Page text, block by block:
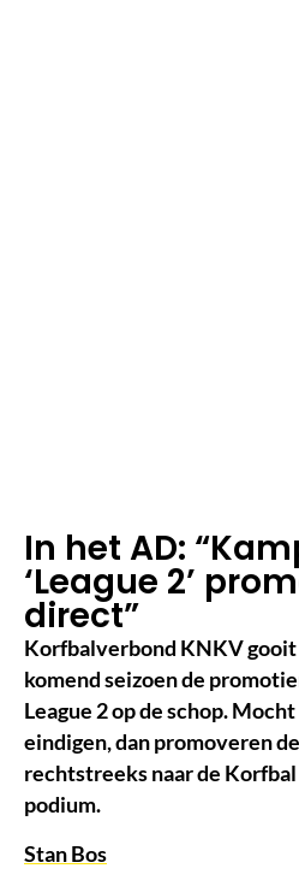
In het AD:
‘League 2’
direct”
Korfbalverbond KNKV gooit
komend seizoen de
League 2 op de schop.
eindigen, dan promoveren
rechtstreeks naar de
podium.
Stan Bos